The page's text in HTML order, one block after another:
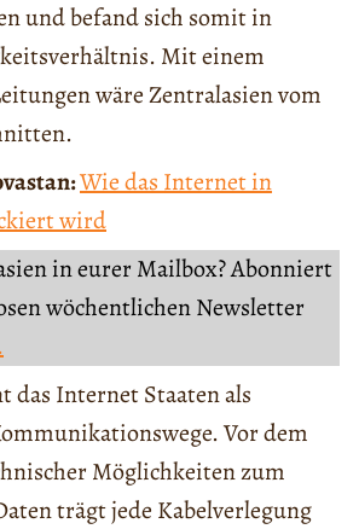
und befand sich somit in
Mit einem
wäre Zentralasien vom
Wie das Internet in
wird
in eurer Mailbox? Abonniert
wöchentlichen Newsletter
das Internet Staaten als
Vor dem
Möglichkeiten zum
trägt jede Kabelverlegung